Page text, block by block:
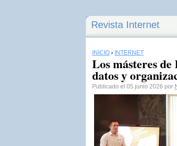
Revista Internet
INICIO › INTERNET
Los másteres
datos y
Publicado el 05 junio 2026 por